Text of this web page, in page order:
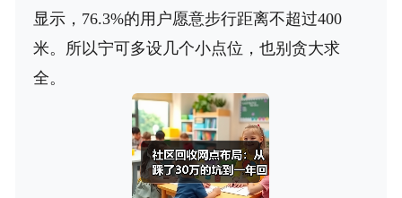
显示，76.3%的用户愿意步行距离不超过400
米。所以宁可多设几个小点位，也别贪大求
全。